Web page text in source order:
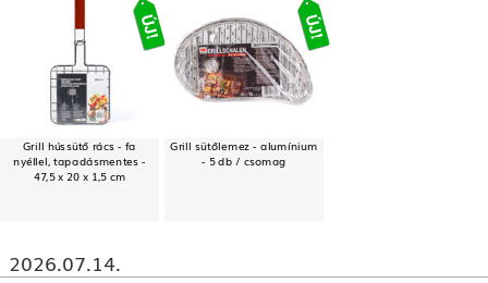
Grill hússütő rács - fa
nyéllel, tapadásmentes -
47,5 x 20 x 1,5 cm
Grill sütőlemez - alumínium
- 5 db / csomag
2026.07.14.